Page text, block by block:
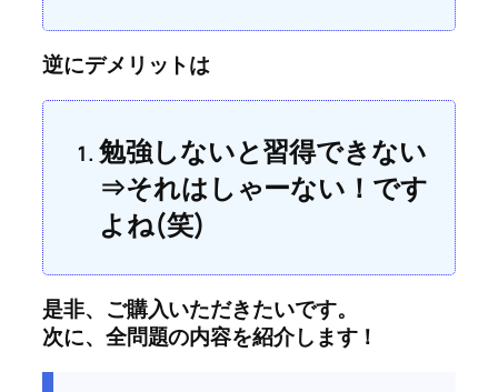
逆にデメリットは
勉強しないと習得できない
⇒それはしゃーない！です
よね(笑)
是非、ご購入いただきたいです。
次に、全問題の内容を紹介します！